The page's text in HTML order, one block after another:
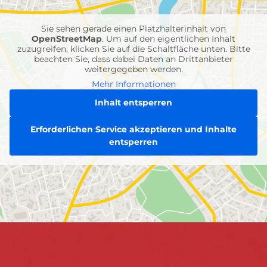
Einheiten
Sie sehen gerade einen Platzhalterinhalt von
OpenStreetMap. Um auf den eigentlichen Inhalt
zuzugreifen, klicken Sie auf die Schaltfläche unten. Bitte
beachten Sie, dass dabei Daten an Drittanbieter
weitergegeben werden.
Mehr Informationen
Inhalt entsperren
Erforderlichen Service akzeptieren und Inhalte
entsperren